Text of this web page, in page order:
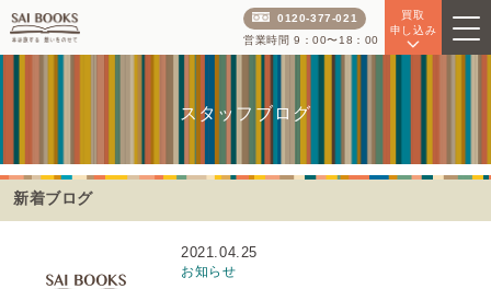
買取
申し込み
0120-377-021
営業時間 9：00〜18：00
スタッフブログ
新着ブログ
2021.04.25
お知らせ